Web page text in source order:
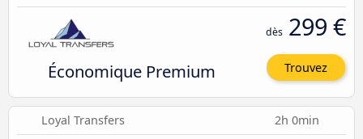
Économique Premium
dès 299 €
Trouvez
Loyal Transfers 2h 0min